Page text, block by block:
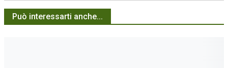
Può interessarti anche...